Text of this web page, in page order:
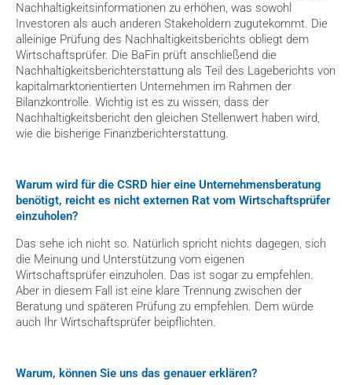
Nachhaltigkeitsinformationen zu erhöhen, was sowohl
Investoren als auch anderen Stakeholdern zugutekommt. Die
alleinige Prüfung des Nachhaltigkeitsberichts obliegt dem
Wirtschaftsprüfer. Die BaFin prüft anschließend die
Nachhaltigkeitsberichterstattung als Teil des Lageberichts von
kapitalmarktorientierten Unternehmen im Rahmen der
Bilanzkontrolle. Wichtig ist es zu wissen, dass der
Nachhaltigkeitsbericht den gleichen Stellenwert haben wird,
wie die bisherige Finanzberichterstattung.
Warum wird für die CSRD hier eine Unternehmensberatung
benötigt, reicht es nicht externen Rat vom Wirtschaftsprüfer
einzuholen?
Das sehe ich nicht so. Natürlich spricht nichts dagegen, sich
die Meinung und Unterstützung vom eigenen
Wirtschaftsprüfer einzuholen. Das ist sogar zu empfehlen.
Aber in diesem Fall ist eine klare Trennung zwischen der
Beratung und späteren Prüfung zu empfehlen. Dem würde
auch Ihr Wirtschaftsprüfer beipflichten.
Warum, können Sie uns das genauer erklären?